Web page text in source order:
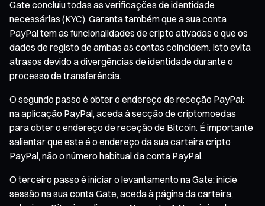
Gate concluiu todas as verificações de identidade
necessárias (KYC). Garanta também que a sua conta
PayPal tem as funcionalidades de cripto ativadas e que os
dados de registo de ambas as contas coincidem. Isto evita
atrasos devido a divergências de identidade durante o
processo de transferência.
O segundo passo é obter o endereço de receção PayPal:
na aplicação PayPal, aceda à secção de criptomoedas
para obter o endereço de receção de Bitcoin. É importante
salientar que este é o endereço da sua carteira cripto
PayPal, não o número habitual da conta PayPal.
O terceiro passo é iniciar o levantamento na Gate: inicie
sessão na sua conta Gate, aceda à página da carteira,